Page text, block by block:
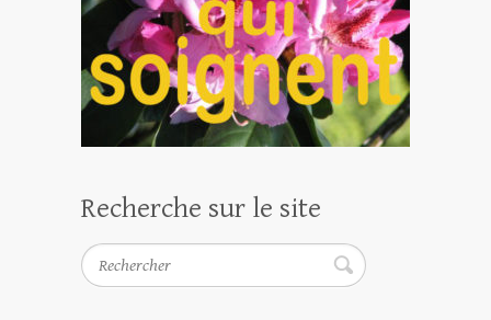
Recherche sur le site
Rechercher